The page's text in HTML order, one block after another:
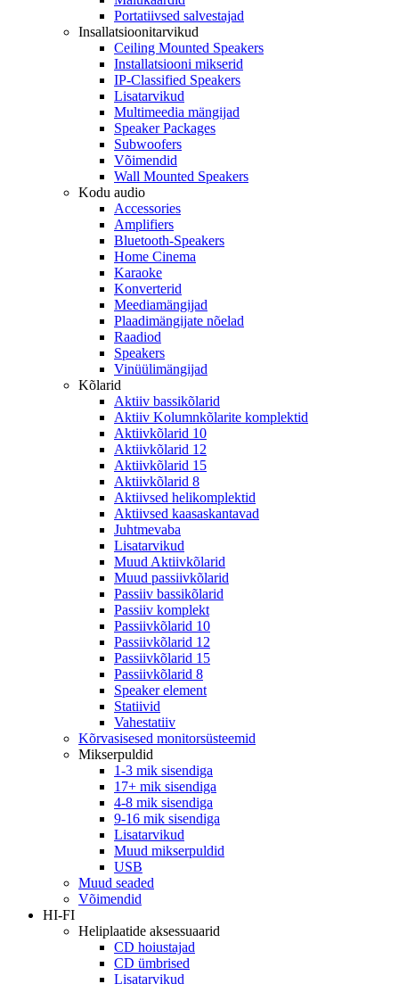
Portatiivsed salvestajad
Insallatsioonitarvikud
Ceiling Mounted Speakers
Installatsiooni mikserid
IP-Classified Speakers
Lisatarvikud
Multimeedia mängijad
Speaker Packages
Subwoofers
Võimendid
Wall Mounted Speakers
Kodu audio
Accessories
Amplifiers
Bluetooth-Speakers
Home Cinema
Karaoke
Konverterid
Meediamängijad
Plaadimängijate nõelad
Raadiod
Speakers
Vinüülimängijad
Kõlarid
Aktiiv bassikõlarid
Aktiiv Kolumnkõlarite komplektid
Aktiivkõlarid 10
Aktiivkõlarid 12
Aktiivkõlarid 15
Aktiivkõlarid 8
Aktiivsed helikomplektid
Aktiivsed kaasaskantavad
Juhtmevaba
Lisatarvikud
Muud Aktiivkõlarid
Muud passiivkõlarid
Passiiv bassikõlarid
Passiiv komplekt
Passiivkõlarid 10
Passiivkõlarid 12
Passiivkõlarid 15
Passiivkõlarid 8
Speaker element
Statiivid
Vahestatiiv
Kõrvasisesed monitorsüsteemid
Mikserpuldid
1-3 mik sisendiga
17+ mik sisendiga
4-8 mik sisendiga
9-16 mik sisendiga
Lisatarvikud
Muud mikserpuldid
USB
Muud seaded
Võimendid
HI-FI
Heliplaatide aksessuaarid
CD hoiustajad
CD ümbrised
Lisatarvikud